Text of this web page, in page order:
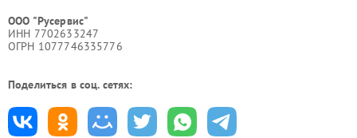
ООО "Русервис"
ИНН 7702633247
ОГРН 1077746335776
Поделиться в соц. сетях: